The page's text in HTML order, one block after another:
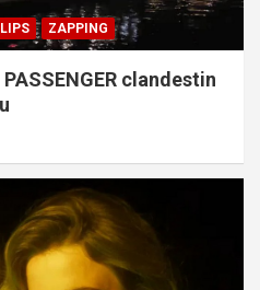
ZAPPING
PASSENGER clandestin